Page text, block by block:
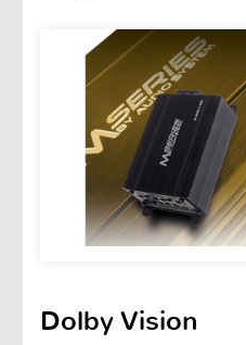
Dolby Vision